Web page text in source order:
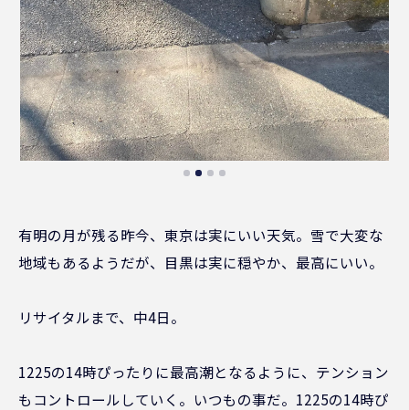
有明の月が残る昨今、東京は実にいい天気。雪で大変な
地域もあるようだが、目黒は実に穏やか、最高にいい。
リサイタルまで、中4日。
1225の14時ぴったりに最高潮となるように、テンション
もコントロールしていく。いつもの事だ。1225の14時ぴ